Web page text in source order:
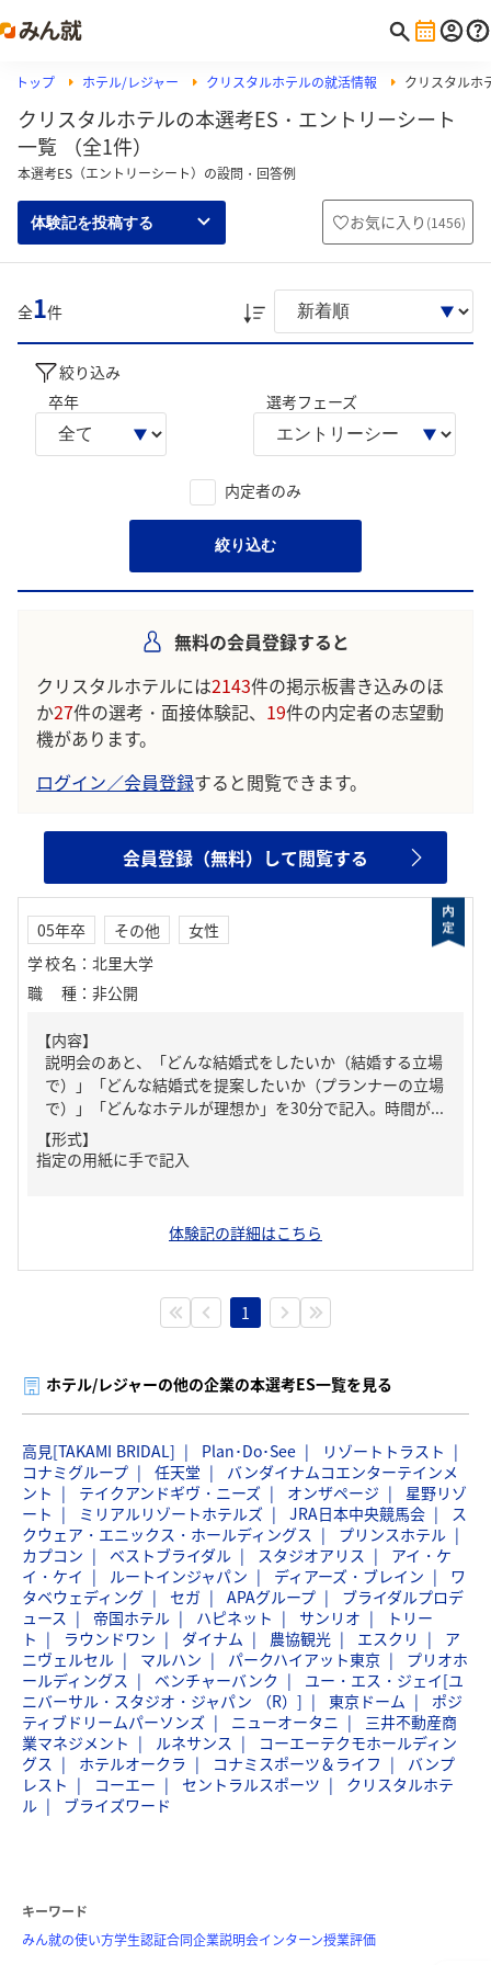
トップ ホテル/レジャー クリスタルホテルの就活情報 クリスタルホ
クリスタルホテルの本選考ES・エントリーシート
一覧 （全1件）
本選考ES（エントリーシート）の設問・回答例
体験記を投稿する お気に入り (1456)
全1件
絞り込み
卒年
選考フェーズ
内定者のみ
絞り込む
無料の会員登録すると
クリスタルホテルには2143件の掲示板書き込みのほ
か27件の選考・面接体験記、 19件の内定者の志望動
機があります。
ログイン／会員登録すると閲覧できます。
会員登録（無料）して閲覧する
05年卒 その他
女性
学校名 ： 北里大学
職種 ： 非公開
【内容】
説明会のあと、「どんな結婚式をしたいか（結婚する立場
で）」「どんな結婚式を提案したいか（プランナーの立場
で）」「どんなホテルが理想か」を30分で記入。時間が...
【形式】
指定の用紙に手で記入
体験記の詳細はこちら
1
ホテル/レジャーの他の企業の本選考ES一覧を見る
高見[TAKAMI BRIDAL] Plan･Do･See
リゾートトラスト
コナミグループ
任天堂
バンダイナムコエンターテインメ
ント
テイクアンドギヴ・ニーズ オンザページ
星野リゾ
ート
ミリアルリゾートホテルズ JRA日本中央競馬会
ス
クウェア・エニックス・ホールディングス
プリンスホテル
カプコン
ベストブライダル スタジオアリス
アイ・ケ
イ・ケイ
ルートインジャパン ディアーズ・ブレイン
ワ
タベウェディング
セガ APAグループ
ブライダルプロデ
ュース
帝国ホテル ハピネット サンリオ
トリー
ト
ラウンドワン ダイナム 農協観光 エスクリ
ア
ニヴェルセル
マルハン パークハイアット東京
プリオホ
ールディングス
ベンチャーバンク
ユー・エス・ジェイ[ユ
ニバーサル・スタジオ・ジャパン （R）]
東京ドーム
ポジ
ティブドリームパーソンズ
ニューオータニ
三井不動産商
業マネジメント
ルネサンス
コーエーテクモホールディン
グス
ホテルオークラ コナミスポーツ＆ライフ
バンプ
レスト
コーエー セントラルスポーツ
クリスタルホテ
ル
ブライズワード
キーワード
みん就の使い方学生認証合同企業説明会インターン授業評価